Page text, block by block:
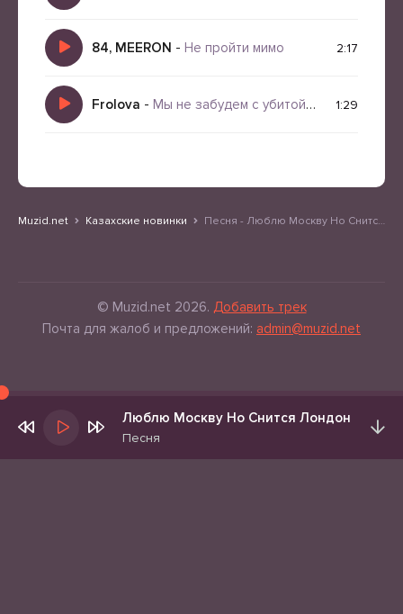
84, MEERON - Не пройти мимо 2:17
Frolova - Мы не забудем с убитой посуды 1:29
Muzid.net Казахские новинки Песня - Люблю Москву Но Снится Лондон
© Muzid.net 2026. Добавить трек
Почта для жалоб и предложений: admin@muzid.net
Люблю Москву Но Снится Лондон
Песня